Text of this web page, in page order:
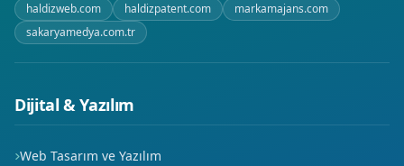
Yeni
haldizweb.com
haldizpatent.com
markamajans.com
sakaryamedya.com.tr
Dijital & Yazılım
Web Tasarım ve Yazılım